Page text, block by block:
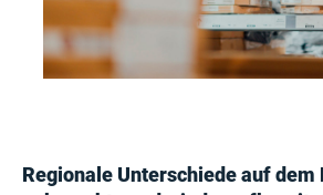
Regionale Unterschiede auf